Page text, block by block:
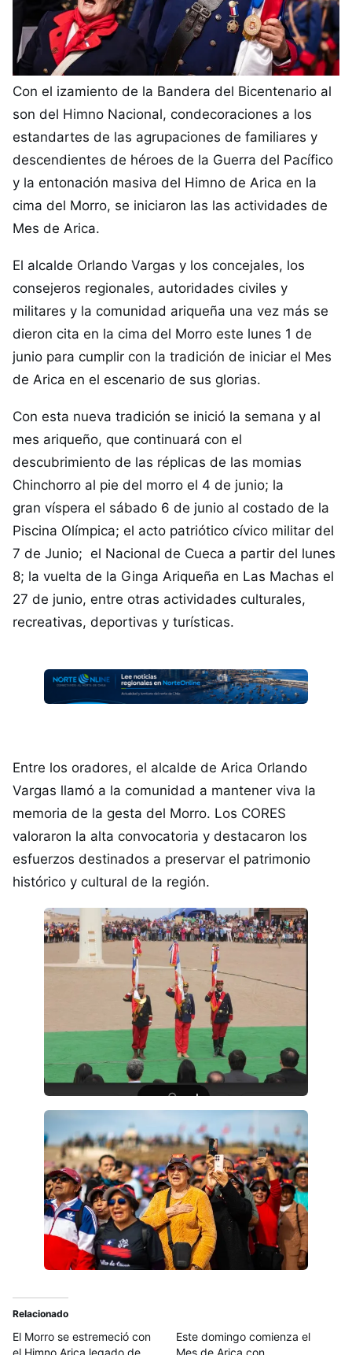
Con el izamiento de la Bandera del Bicentenario al
son del Himno Nacional, condecoraciones a los
estandartes de las agrupaciones de familiares y
descendientes de héroes de la Guerra del Pacífico
y la entonación masiva del Himno de Arica en la
cima del Morro, se iniciaron las las actividades de
Mes de Arica.
El alcalde Orlando Vargas y los concejales, los
consejeros regionales, autoridades civiles y
militares y la comunidad ariqueña una vez más se
dieron cita en la cima del Morro este lunes 1 de
junio para cumplir con la tradición de iniciar el Mes
de Arica en el escenario de sus glorias.
Con esta nueva tradición se inició la semana y al
mes ariqueño, que continuará con el
descubrimiento de las réplicas de las momias
Chinchorro al pie del morro el 4 de junio; la
gran víspera el sábado 6 de junio al costado de la
Piscina Olímpica; el acto patriótico cívico militar del
7 de Junio; el Nacional de Cueca a partir del lunes
8; la vuelta de la Ginga Ariqueña en Las Machas el
27 de junio, entre otras actividades culturales,
recreativas, deportivas y turísticas.
Entre los oradores, el alcalde de Arica Orlando
Vargas llamó a la comunidad a mantener viva la
memoria de la gesta del Morro. Los CORES
valoraron la alta convocatoria y destacaron los
esfuerzos destinados a preservar el patrimonio
histórico y cultural de la región.
Relacionado
El Morro se estremeció con
el Himno Arica legado de
Este domingo comienza el
Mes de Arica con